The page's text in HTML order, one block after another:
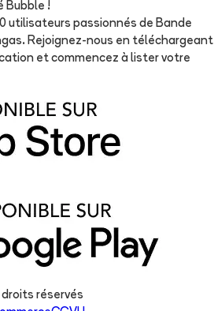
Bubble !
utilisateurs passionnés de Bande
Rejoignez-nous en téléchargeant
et commencez à lister votre
réservés